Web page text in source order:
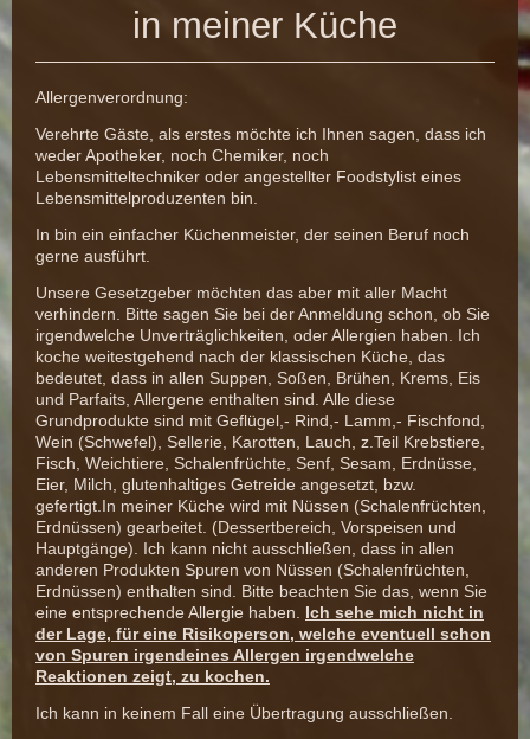
in meiner Küche
Allergenverordnung:
Verehrte Gäste, als erstes möchte ich Ihnen sagen, dass ich
weder Apotheker, noch Chemiker, noch
Lebensmitteltechniker oder angestellter Foodstylist eines
Lebensmittelproduzenten bin.
In bin ein einfacher Küchenmeister, der seinen Beruf noch
gerne ausführt.
Unsere Gesetzgeber möchten das aber mit aller Macht
verhindern. Bitte sagen Sie bei der Anmeldung schon, ob Sie
irgendwelche Unverträglichkeiten, oder Allergien haben. Ich
koche weitestgehend nach der klassischen Küche, das
bedeutet, dass in allen Suppen, Soßen, Brühen, Krems, Eis
und Parfaits, Allergene enthalten sind. Alle diese
Grundprodukte sind mit Geflügel,- Rind,- Lamm,- Fischfond,
Wein (Schwefel), Sellerie, Karotten, Lauch, z.Teil Krebstiere,
Fisch, Weichtiere, Schalenfrüchte, Senf, Sesam, Erdnüsse,
Eier, Milch, glutenhaltiges Getreide angesetzt, bzw.
gefertigt.In meiner Küche wird mit Nüssen (Schalenfrüchten,
Erdnüssen) gearbeitet. (Dessertbereich, Vorspeisen und
Hauptgänge). Ich kann nicht ausschließen, dass in allen
anderen Produkten Spuren von Nüssen (Schalenfrüchten,
Erdnüssen) enthalten sind. Bitte beachten Sie das, wenn Sie
eine entsprechende Allergie haben. Ich sehe mich nicht in
der Lage, für eine Risikoperson, welche eventuell schon
von Spuren irgendeines Allergen irgendwelche
Reaktionen zeigt, zu kochen.
Ich kann in keinem Fall eine Übertragung ausschließen.